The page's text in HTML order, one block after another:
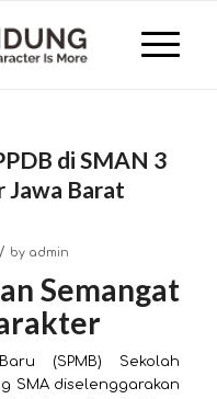
di SMAN 3
Jawa Barat
/ by admin
Semangat
(SPMB) Sekolah
SMA diselenggarakan